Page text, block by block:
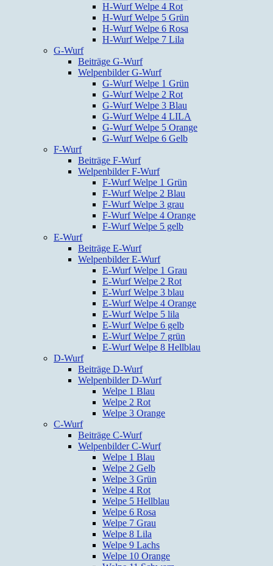
H-Wurf Welpe 4 Rot
H-Wurf Welpe 5 Grün
H-Wurf Welpe 6 Rosa
H-Wurf Welpe 7 Lila
G-Wurf
Beiträge G-Wurf
Welpenbilder G-Wurf
G-Wurf Welpe 1 Grün
G-Wurf Welpe 2 Rot
G-Wurf Welpe 3 Blau
G-Wurf Welpe 4 LILA
G-Wurf Welpe 5 Orange
G-Wurf Welpe 6 Gelb
F-Wurf
Beiträge F-Wurf
Welpenbilder F-Wurf
F-Wurf Welpe 1 Grün
F-Wurf Welpe 2 Blau
F-Wurf Welpe 3 grau
F-Wurf Welpe 4 Orange
F-Wurf Welpe 5 gelb
E-Wurf
Beiträge E-Wurf
Welpenbilder E-Wurf
E-Wurf Welpe 1 Grau
E-Wurf Welpe 2 Rot
E-Wurf Welpe 3 blau
E-Wurf Welpe 4 Orange
E-Wurf Welpe 5 lila
E-Wurf Welpe 6 gelb
E-Wurf Welpe 7 grün
E-Wurf Welpe 8 Hellblau
D-Wurf
Beiträge D-Wurf
Welpenbilder D-Wurf
Welpe 1 Blau
Welpe 2 Rot
Welpe 3 Orange
C-Wurf
Beiträge C-Wurf
Welpenbilder C-Wurf
Welpe 1 Blau
Welpe 2 Gelb
Welpe 3 Grün
Welpe 4 Rot
Welpe 5 Hellblau
Welpe 6 Rosa
Welpe 7 Grau
Welpe 8 Lila
Welpe 9 Lachs
Welpe 10 Orange